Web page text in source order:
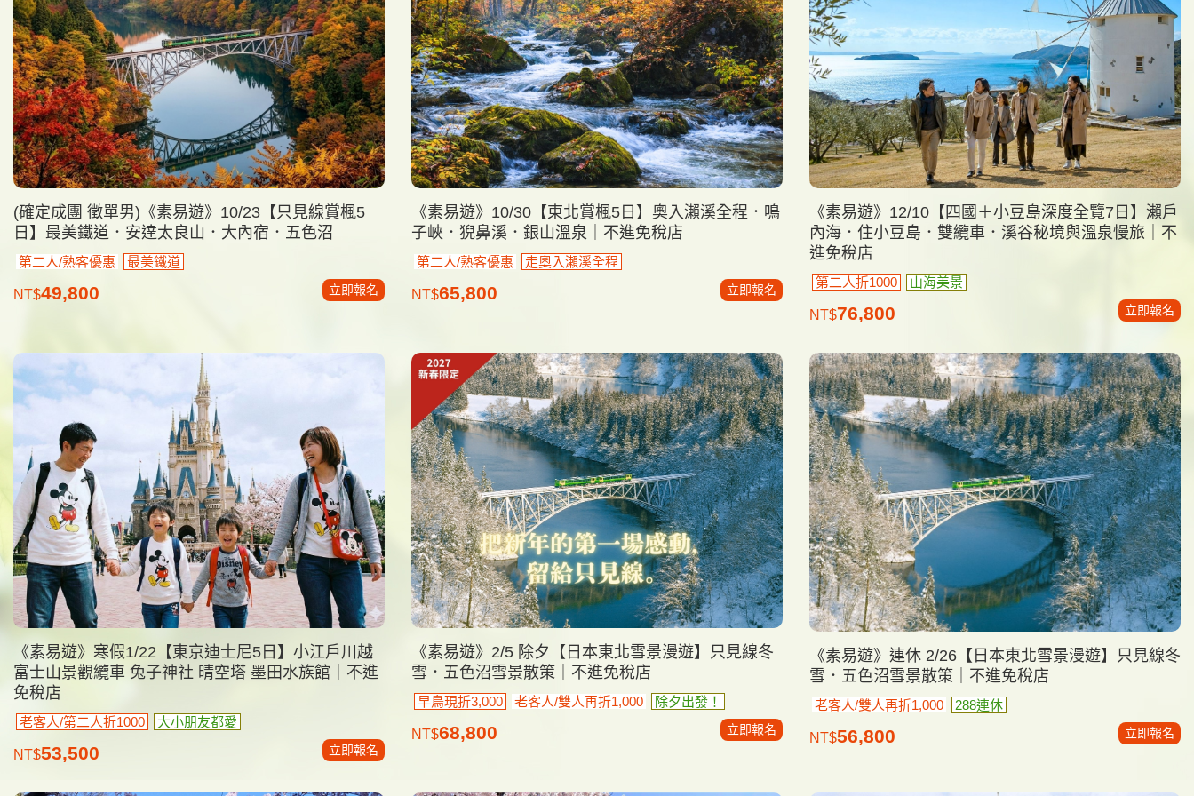
(確定成團 徵單男)《素易遊》10/23【只見線賞楓5
日】最美鐵道．安達太良山．大內宿．五色沼
第二人/熟客優惠 最美鐵道
NT$49,800 立即報名
《素易遊》10/30【東北賞楓5日】奧入瀨溪全程．鳴
子峽．猊鼻溪．銀山溫泉｜不進免稅店
第二人/熟客優惠 走奧入瀨溪全程
NT$65,800 立即報名
《素易遊》12/10【四國＋小豆島深度全覽7日】瀨戶
內海．住小豆島．雙纜車．溪谷秘境與溫泉慢旅｜不
進免稅店
第二人折1000 山海美景
NT$76,800 立即報名
《素易遊》寒假1/22【東京迪士尼5日】小江戶川越
富士山景觀纜車 兔子神社 晴空塔 墨田水族館｜不進
免稅店
老客人/第二人折1000 大小朋友都愛
NT$53,500 立即報名
《素易遊》2/5 除夕【日本東北雪景漫遊】只見線冬
雪．五色沼雪景散策｜不進免稅店
早鳥現折3,000 老客人/雙人再折1,000 除夕出發！
NT$68,800 立即報名
《素易遊》連休 2/26【日本東北雪景漫遊】只見線冬
雪．五色沼雪景散策｜不進免稅店
老客人/雙人再折1,000 288連休
NT$56,800 立即報名